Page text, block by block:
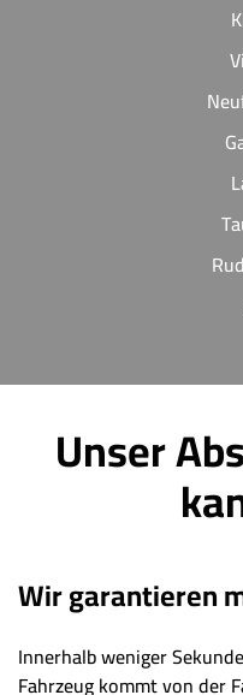
Unser
Wir garantieren
Innerhalb weniger
Fahrzeug kommt von der